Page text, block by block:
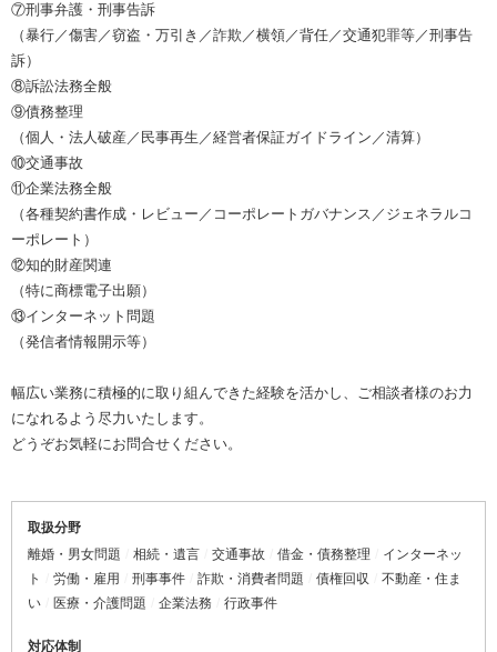
⑦刑事弁護・刑事告訴
（暴行／傷害／窃盗・万引き／詐欺／横領／背任／交通犯罪等／刑事告
訴）
⑧訴訟法務全般
⑨債務整理
（個人・法人破産／民事再生／経営者保証ガイドライン／清算）
⑩交通事故
⑪企業法務全般
（各種契約書作成・レビュー／コーポレートガバナンス／ジェネラルコ
ーポレート）
⑫知的財産関連
（特に商標電子出願）
⑬インターネット問題
（発信者情報開示等）
幅広い業務に積極的に取り組んできた経験を活かし、ご相談者様のお力
になれるよう尽力いたします。
どうぞお気軽にお問合せください。
取扱分野
離婚・男女問題
相続・遺言 交通事故 借金・債務整理
インターネッ
ト
労働・雇用 刑事事件 詐欺・消費者問題 債権回収
不動産・住ま
い
医療・介護問題 企業法務 行政事件
対応体制